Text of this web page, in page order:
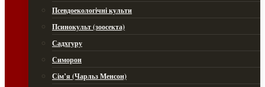
Псевдоекологічні культи
Псинокульт (зоосекта)
Садхгуру
Симорон
Сім’я (Чарльз Менсон)